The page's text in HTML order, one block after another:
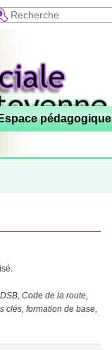
pédagogique
Code de la route,
clés, formation de base,